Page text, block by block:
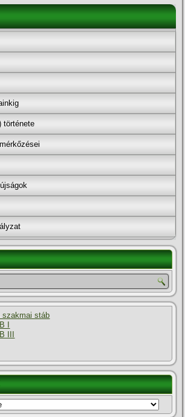
története
szakmai stáb
I
III